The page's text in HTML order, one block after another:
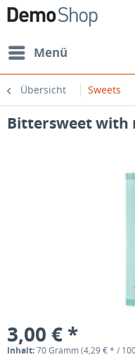
Menü
Übersicht Sweets
Bittersweet with
3,00 € *
Inhalt:70 Gramm (4,29 € * /